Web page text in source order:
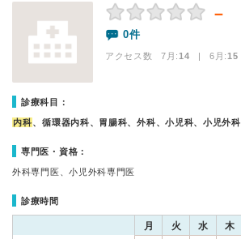
－
0件
アクセス数 7月:14 | 6月:15
診療科目：
内科、循環器内科、胃腸科、外科、小児科、小児外科
専門医・資格：
外科専門医、小児外科専門医
診療時間
月 火 水 木